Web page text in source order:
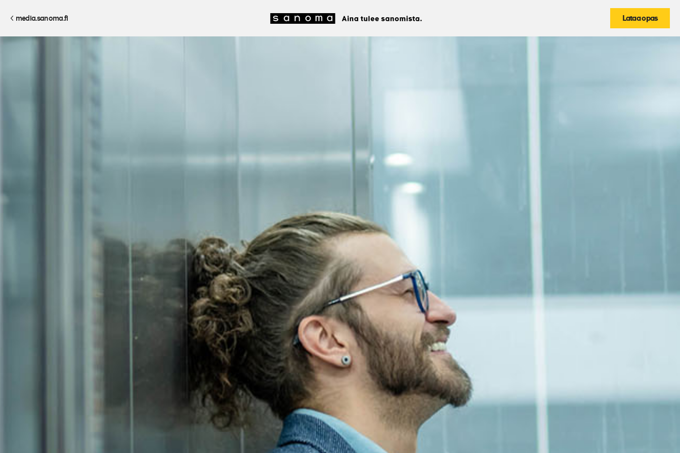
media.sanoma.fi Lataa opas